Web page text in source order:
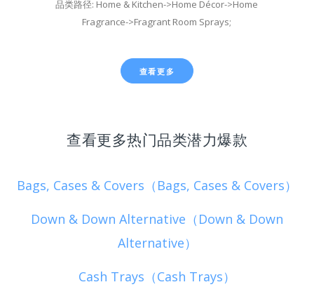
品类路径: Home & Kitchen->Home Décor->Home
Fragrance->Fragrant Room Sprays;
查看更多
查看更多热门品类潜力爆款
Bags, Cases & Covers（Bags, Cases & Covers）
Down & Down Alternative（Down & Down
Alternative）
Cash Trays（Cash Trays）